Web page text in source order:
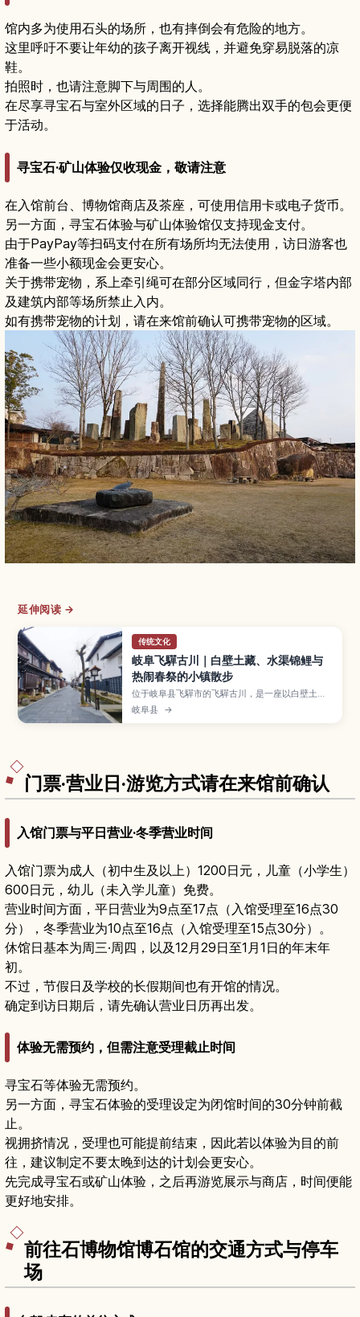
馆内多为使用石头的场所，也有摔倒会有危险的地方。
这里呼吁不要让年幼的孩子离开视线，并避免穿易脱落的凉
鞋。
拍照时，也请注意脚下与周围的人。
在尽享寻宝石与室外区域的日子，选择能腾出双手的包会更便
于活动。
寻宝石·矿山体验仅收现金，敬请注意
在入馆前台、博物馆商店及茶座，可使用信用卡或电子货币。
另一方面，寻宝石体验与矿山体验馆仅支持现金支付。
由于PayPay等扫码支付在所有场所均无法使用，访日游客也
准备一些小额现金会更安心。
关于携带宠物，系上牵引绳可在部分区域同行，但金字塔内部
及建筑内部等场所禁止入内。
如有携带宠物的计划，请在来馆前确认可携带宠物的区域。
延伸阅读 →
传统文化
岐阜飞驒古川｜白壁土藏、水渠锦鲤与
热闹春祭的小镇散步
位于岐阜县飞驒市的飞驒古川，是一座以白壁土
藏、铺石小路与瀬户川水渠中游动的锦鲤闻名的宁
静小镇，也是动画电影取景地之一。本文介绍古街
岐阜县 →
门票·营业日·游览方式请在来馆前确认
入馆门票与平日营业·冬季营业时间
入馆门票为成人（初中生及以上）1200日元，儿童（小学生）
600日元，幼儿（未入学儿童）免费。
营业时间方面，平日营业为9点至17点（入馆受理至16点30
分），冬季营业为10点至16点（入馆受理至15点30分）。
休馆日基本为周三·周四，以及12月29日至1月1日的年末年
初。
不过，节假日及学校的长假期间也有开馆的情况。
确定到访日期后，请先确认营业日历再出发。
体验无需预约，但需注意受理截止时间
寻宝石等体验无需预约。
另一方面，寻宝石体验的受理设定为闭馆时间的30分钟前截
止。
视拥挤情况，受理也可能提前结束，因此若以体验为目的前
往，建议制定不要太晚到达的计划会更安心。
先完成寻宝石或矿山体验，之后再游览展示与商店，时间便能
更好地安排。
前往石博物馆博石馆的交通方式与停车
场